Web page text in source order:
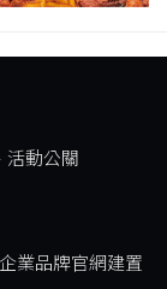
活動公關
業品牌官網建置